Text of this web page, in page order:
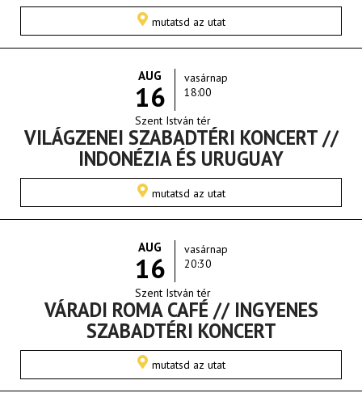
mutatsd az utat
AUG
16
vasárnap
18:00
Szent István tér
VILÁGZENEI SZABADTÉRI KONCERT //
INDONÉZIA ÉS URUGUAY
mutatsd az utat
AUG
16
vasárnap
20:30
Szent István tér
VÁRADI ROMA CAFÉ // INGYENES
SZABADTÉRI KONCERT
mutatsd az utat